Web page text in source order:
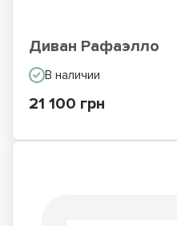
Диван Рафаэлло
В наличии
21 100 грн